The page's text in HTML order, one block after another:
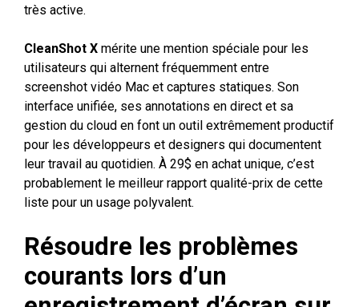
très active.
CleanShot X mérite une mention spéciale pour les
utilisateurs qui alternent fréquemment entre
screenshot vidéo Mac et captures statiques. Son
interface unifiée, ses annotations en direct et sa
gestion du cloud en font un outil extrêmement productif
pour les développeurs et designers qui documentent
leur travail au quotidien. À 29$ en achat unique, c’est
probablement le meilleur rapport qualité-prix de cette
liste pour un usage polyvalent.
Résoudre les problèmes
courants lors d’un